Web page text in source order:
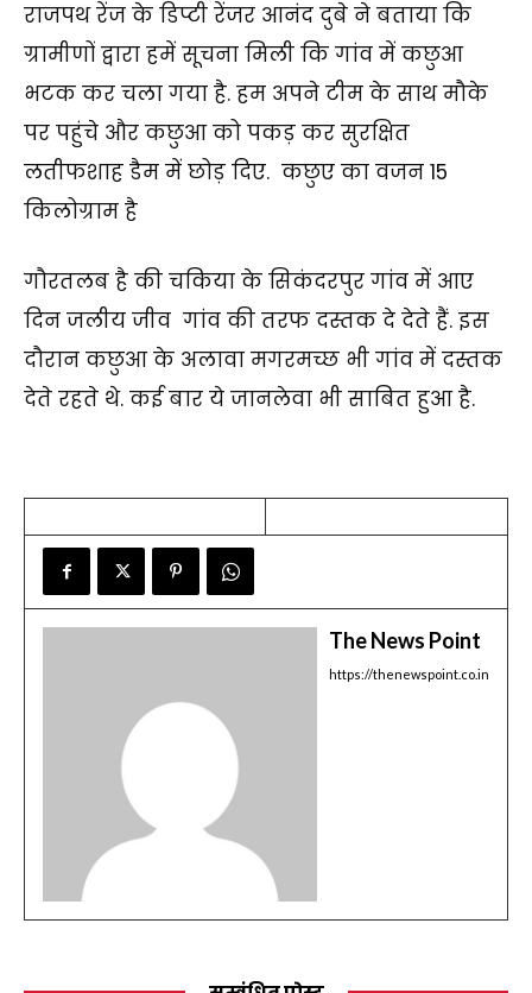
राजपथ रेंज के डिप्टी रेंजर आनंद दुबे ने बताया कि
ग्रामीणों द्वारा हमें सूचना मिली कि गांव में कछुआ
भटक कर चला गया है. हम अपने टीम के साथ मौके
पर पहुंचे और कछुआ को पकड़ कर सुरक्षित
लतीफशाह डैम में छोड़ दिए. कछुए का वजन 15
किलोग्राम है
गौरतलब है की चकिया के सिकंदरपुर गांव में आए
दिन जलीय जीव गांव की तरफ दस्तक दे देते हैं. इस
दौरान कछुआ के अलावा मगरमच्छ भी गांव में दस्तक
देते रहते थे. कई बार ये जानलेवा भी साबित हुआ है.
The News Point
https://thenewspoint.co.in